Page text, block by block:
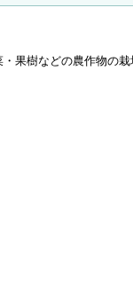
果樹などの農作物の